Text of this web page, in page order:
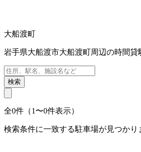
大船渡町
岩手県大船渡市大船渡町周辺の時間貸
検索
全0件（1〜0件表示）
検索条件に一致する駐車場が見つかり